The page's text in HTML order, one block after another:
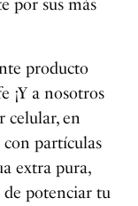
por sus más
producto
¡Y a nosotros
celular, en
partículas
extra pura,
potenciar tu